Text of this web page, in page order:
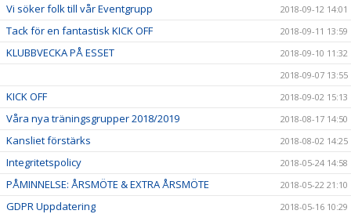
Vi söker folk till vår Eventgrupp 2018-09-12 14:01
Tack för en fantastisk KICK OFF 2018-09-11 13:59
KLUBBVECKA PÅ ESSET
2018-09-10 11:32
2018-09-07 13:55
KICK OFF 2018-09-02 15:13
Våra nya träningsgrupper 2018/2019 2018-08-17 14:50
Kansliet förstärks 2018-08-02 14:25
Integritetspolicy 2018-05-24 14:58
PÅMINNELSE: ÅRSMÖTE & EXTRA ÅRSMÖTE 2018-05-22 21:10
GDPR Uppdatering 2018-05-16 10:29